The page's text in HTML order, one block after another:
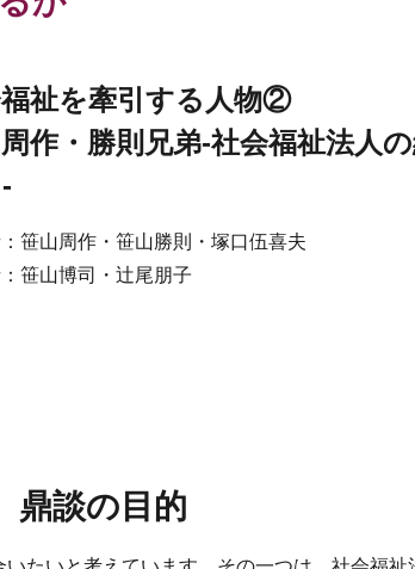
祉を牽引する人物②
作・勝則兄弟-社会福祉法人
笹山周作・笹山勝則・塚口伍喜夫
笹山博司・辻尾朋子
鼎談の目的